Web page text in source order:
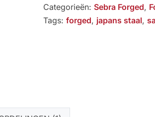
18cm
aantal
Categorieën: Sebra Forged,
Tags: forged, japans staal,